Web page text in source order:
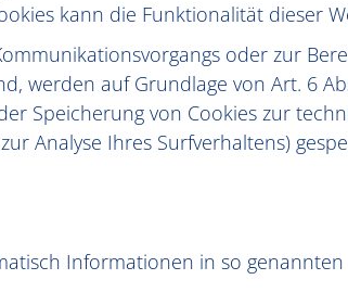
kann die Funktionalität dieser
oder zur
werden auf Grundlage von Art. 6
Speicherung von Cookies zur
Analyse Ihres Surfverhaltens)
Informationen in so